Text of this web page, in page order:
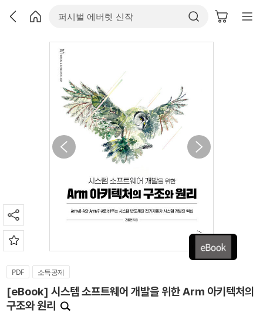
PDF 소득공제
[eBook] 시스템 소프트웨어 개발을 위한 Arm 아키텍처의
구조와 원리